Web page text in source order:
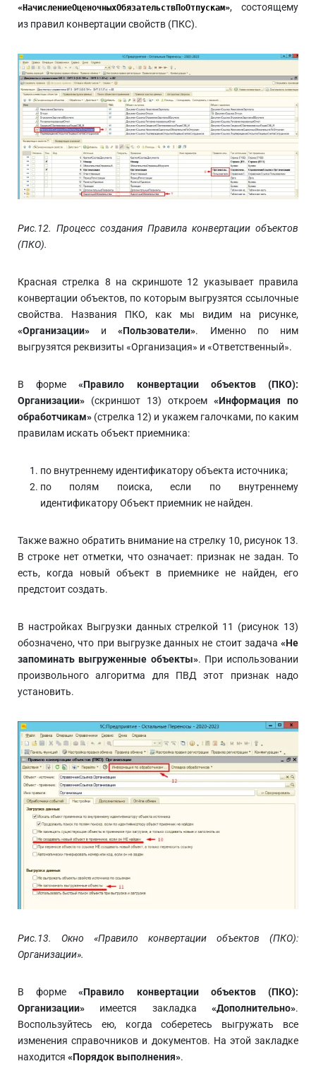
«НачислениеОценочныхОбязательствПоОтпускам», состоящему
из правил конвертации свойств (ПКС).
Рис.12. Процесс создания Правила конвертации объектов
(ПКО).
Красная стрелка 8 на скриншоте 12 указывает правила
конвертации объектов, по которым выгрузятся ссылочные
свойства. Названия ПКО, как мы видим на рисунке,
«Организации» и«Пользователи». Именно по ним
выгрузятся реквизиты «Организация» и «Ответственный».
В форме«Правило конвертации объектов (ПКО):
Организации» (скриншот 13) откроем «Информация по
обработчикам» (стрелка 12) и укажем галочками, по каким
правилам искать объект приемника:
по внутреннему идентификатору объекта источника;
по полям поиска, если по внутреннему
идентификатору Объект приемник не найден.
Также важно обратить внимание на стрелку 10, рисунок 13.
В строке нет отметки, что означает: признак не задан. То
есть, когда новый объект в приемнике не найден, его
предстоит создать.
В настройках Выгрузки данных стрелкой 11 (рисунок 13)
обозначено, что при выгрузке данных не стоит задача «Не
запоминать выгруженные объекты». При использовании
произвольного алгоритма для ПВД этот признак надо
установить.
Рис.13. Окно «Правило конвертации объектов (ПКО):
Организации».
В форме«Правило конвертации объектов (ПКО):
Организации» имеется закладка «Дополнительно».
Воспользуйтесь ею, когда соберетесь выгружать все
изменения справочников и документов. На этой закладке
находится «Порядок выполнения».